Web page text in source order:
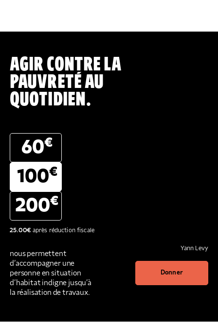
AGIR CONTRE LA
PAUVRETÉ AU
QUOTIDIEN.
60€
100€
200€
25.00€après réduction fiscale
nous permettent
d’accompagner une
personne en situation
d’habitat indigne jusqu’à
la réalisation de travaux.
Donner
Yann Levy